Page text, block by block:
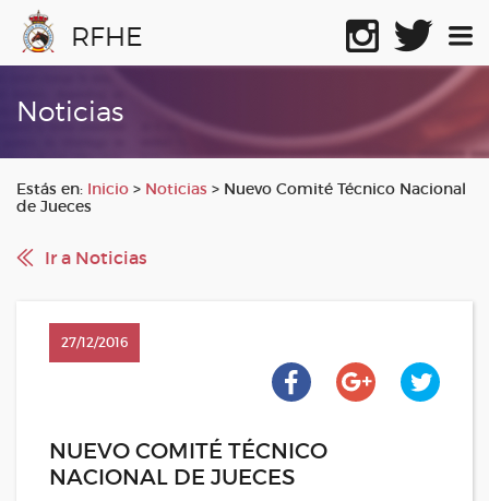
RFHE
Noticias
Estás en: Inicio > Noticias > Nuevo Comité Técnico Nacional
de Jueces
Ir a Noticias
27/12/2016
NUEVO COMITÉ TÉCNICO
NACIONAL DE JUECES